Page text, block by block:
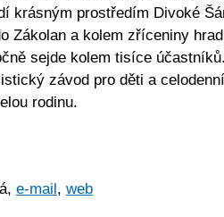
krásným prostředím Divoké
Zákolan a kolem zříceniny
sejde kolem tisíce
závod pro děti a celodenní
rodinu.
e-mail, web